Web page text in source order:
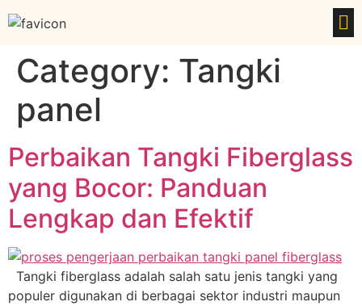
Category: Tangki
panel
Perbaikan Tangki Fiberglass
yang Bocor: Panduan
Lengkap dan Efektif
Tangki fiberglass adalah salah satu jenis tangki yang
populer digunakan di berbagai sektor industri maupun